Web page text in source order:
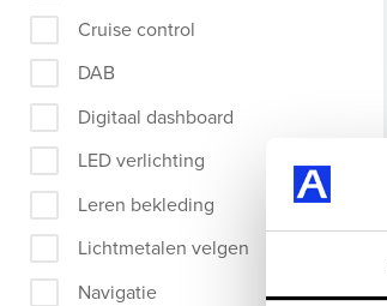
Cruise control
DAB
Digitaal dashboard
LED verlichting
Leren bekleding
Lichtmetalen velgen
Navigatie